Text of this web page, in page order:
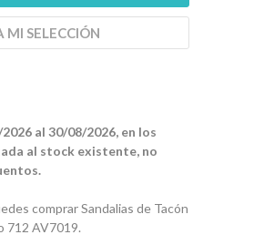
MI SELECCIÓN
al 30/08/2026, en los
al stock existente, no
comprar Sandalias de Tacón
712 AV7019.